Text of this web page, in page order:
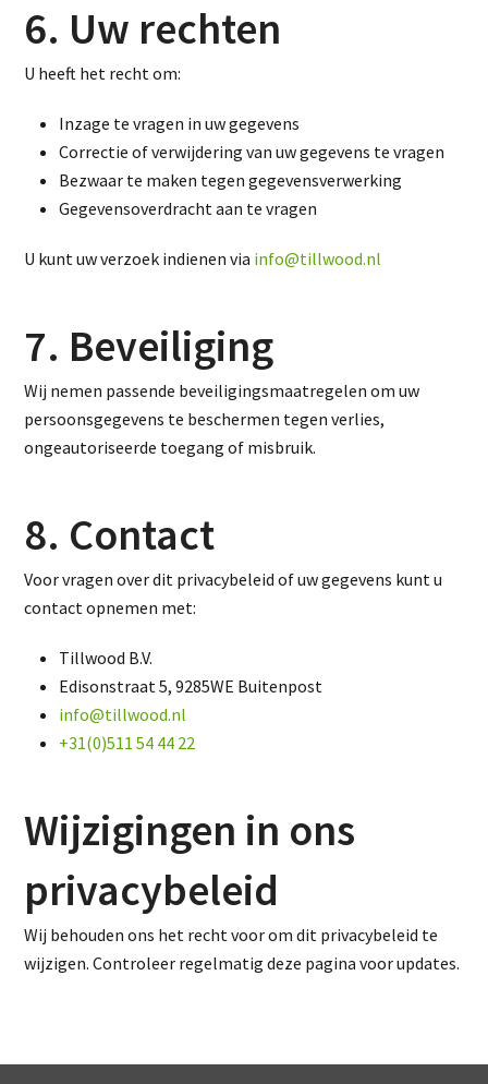
6. Uw rechten
U heeft het recht om:
Inzage te vragen in uw gegevens
Correctie of verwijdering van uw gegevens te vragen
Bezwaar te maken tegen gegevensverwerking
Gegevensoverdracht aan te vragen
U kunt uw verzoek indienen via info@tillwood.nl
7. Beveiliging
Wij nemen passende beveiligingsmaatregelen om uw
persoonsgegevens te beschermen tegen verlies,
ongeautoriseerde toegang of misbruik.
8. Contact
Voor vragen over dit privacybeleid of uw gegevens kunt u
contact opnemen met:
Tillwood B.V.
Edisonstraat 5, 9285WE Buitenpost
info@tillwood.nl
+31(0)511 54 44 22
Wijzigingen in ons
privacybeleid
Wij behouden ons het recht voor om dit privacybeleid te
wijzigen. Controleer regelmatig deze pagina voor updates.